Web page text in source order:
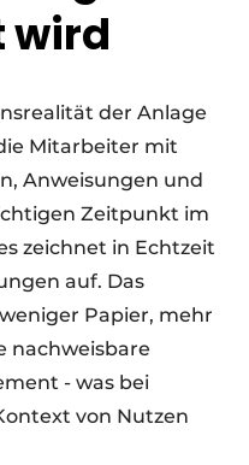
wird
der Anlage
Mitarbeiter mit
Anweisungen und
Zeitpunkt im
zeichnet in Echtzeit
auf. Das
Papier, mehr
nachweisbare
- was bei
von Nutzen